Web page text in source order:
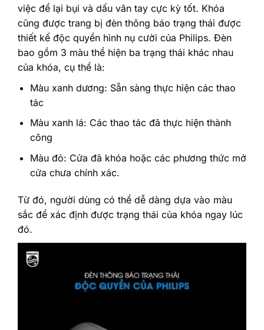
việc để lại bụi và dấu vân tay cực kỳ tốt. Khóa
cũng được trang bị đèn thông báo trạng thái được
thiết kế độc quyền hình nụ cười của Philips. Đèn
bao gồm 3 màu thể hiện ba trạng thái khác nhau
của khóa, cụ thể là:
Màu xanh dương: Sẵn sàng thực hiện các thao
tác
Màu xanh lá: Các thao tác đã thực hiện thành
công
Màu đỏ: Cửa đã khóa hoặc các phương thức mở
cửa chưa chính xác.
Từ đó, người dùng có thể dễ dàng dựa vào màu
sắc để xác định được trạng thái của khóa ngay lúc
đó.